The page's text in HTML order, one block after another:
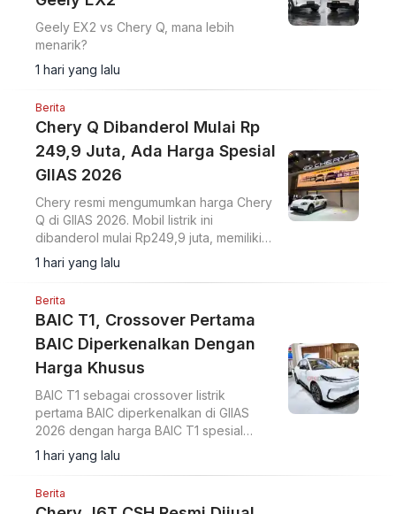
Geely EX2 vs Chery Q, mana lebih
menarik?
1 hari yang lalu
Berita
Chery Q Dibanderol Mulai Rp
249,9 Juta, Ada Harga Spesial
GIIAS 2026
Chery resmi mengumumkan harga Chery
Q di GIIAS 2026. Mobil listrik ini
dibanderol mulai Rp249,9 juta, memiliki
baterai 42,7 kWh, jarak tempuh 400 km,
serta fast charging 16,5 menit.
1 hari yang lalu
Berita
BAIC T1, Crossover Pertama
BAIC Diperkenalkan Dengan
Harga Khusus
BAIC T1 sebagai crossover listrik
pertama BAIC diperkenalkan di GIIAS
2026 dengan harga BAIC T1 spesial
GIIAS 2026 Rp373 juta untuk 1.000 unit
pertama.
1 hari yang lalu
Berita